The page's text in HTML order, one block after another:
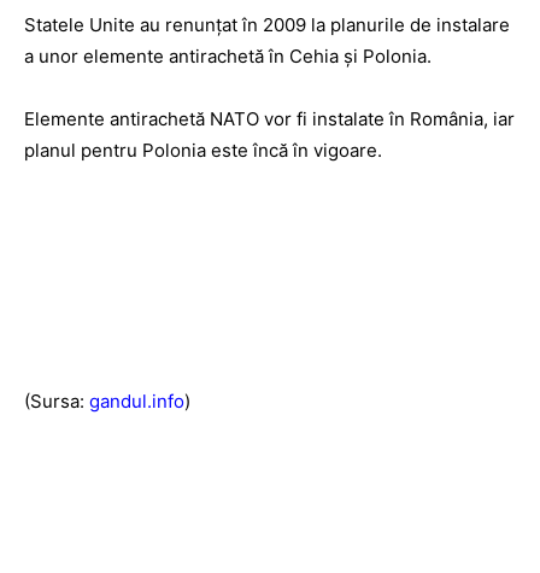
Statele Unite au renunţat în 2009 la planurile de instalare
a unor elemente antirachetă în Cehia şi Polonia.
Elemente antirachetă NATO vor fi instalate în România, iar
planul pentru Polonia este încă în vigoare.
(Sursa: gandul.info)